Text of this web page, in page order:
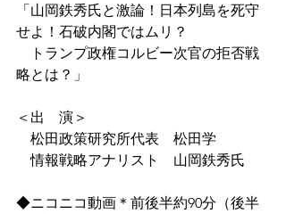
「山岡鉄秀氏と激論！日本列島を死守
せよ！石破内閣ではムリ？
トランプ政権コルビー次官の拒否戦
略とは？」
＜出　演＞
松田政策研究所代表　松田学
情報戦略アナリスト　山岡鉄秀氏
◆ニコニコ動画＊前後半約90分（後半